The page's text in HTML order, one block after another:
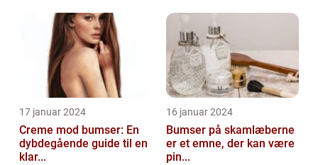
17 januar 2024
Creme mod bumser: En
dybdegående guide til en
klar...
16 januar 2024
Bumser på skamlæberne
er et emne, der kan være
pin...